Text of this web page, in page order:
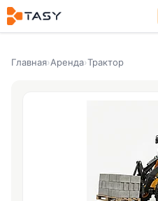
Главная›Аренда›Трактор